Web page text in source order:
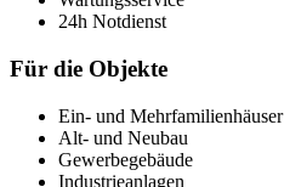
24h Notdienst
Für die Objekte
Ein- und Mehrfamilienhäuser
Alt- und Neubau
Gewerbegebäude
Industrieanlagen